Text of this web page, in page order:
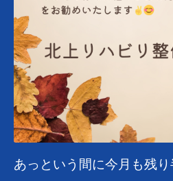
あっという間に今月も残